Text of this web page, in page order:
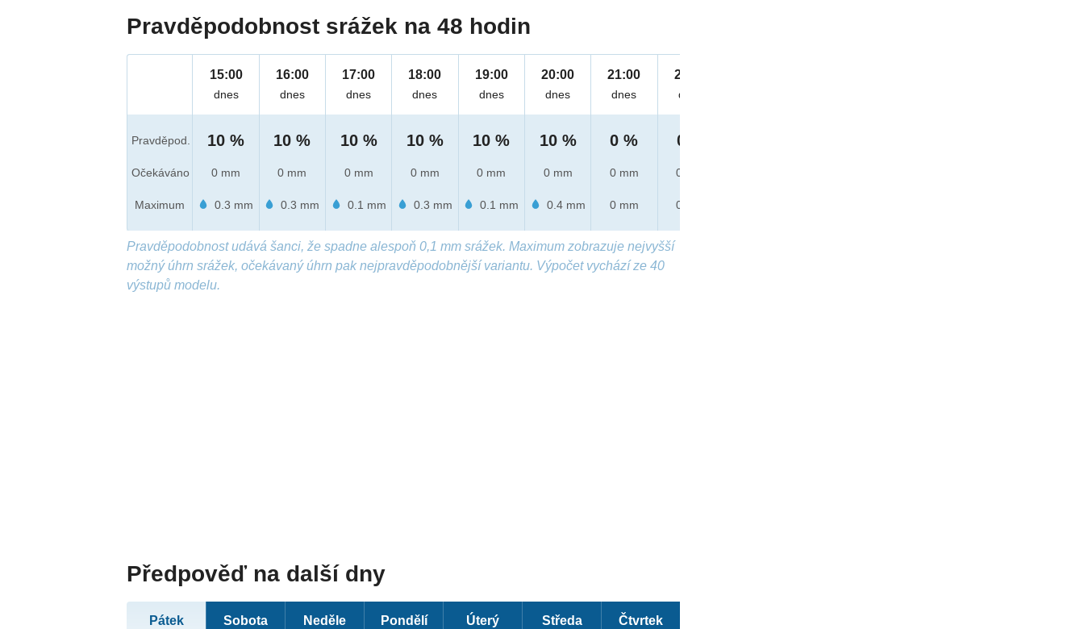
Pravděpodobnost srážek na 48 hodin
Pravděpod.
Očekáváno
Maximum
15:00
dnes
10 %
0 mm
0.3 mm
16:00
dnes
10 %
0 mm
0.3 mm
17:00
dnes
10 %
0 mm
0.1 mm
18:00
dnes
10 %
0 mm
0.3 mm
19:00
dnes
10 %
0 mm
0.1 mm
20:00
dnes
10 %
0 mm
0.4 mm
21:00
dnes
0 %
0 mm
0 mm
22:00
dnes
0 %
0 mm
0 mm
Pravděpodobnost udává šanci, že spadne alespoň 0,1 mm srážek. Maximum zobrazuje nejvyšší
možný úhrn srážek, očekávaný úhrn pak nejpravděpodobnější variantu. Výpočet vychází ze 40
výstupů modelu.
Předpověď na další dny
Pátek Sobota Neděle Pondělí Úterý Středa Čtvrtek